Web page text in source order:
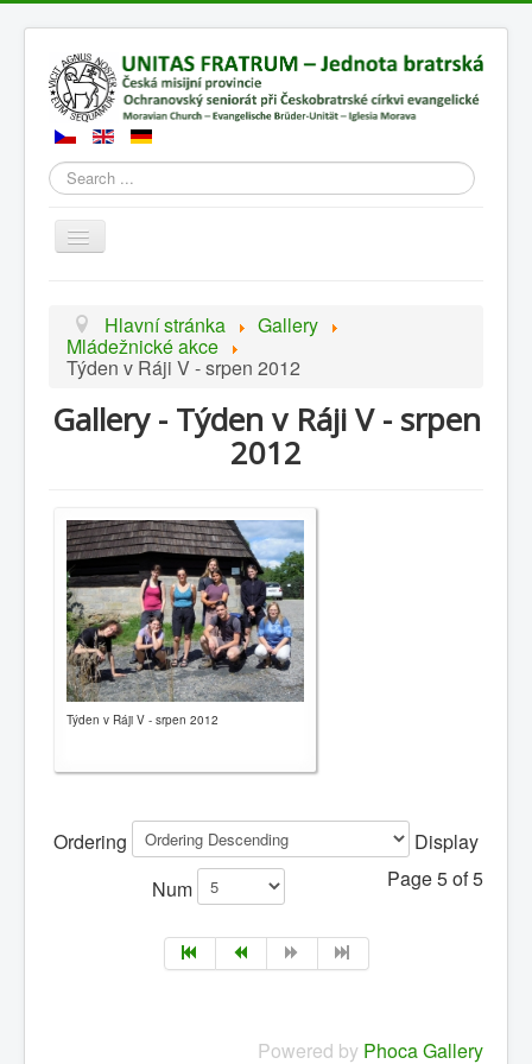
Search
Přepnout
navigaci
12345
Home page
Brief history
Congregations
Hlavní stránka Gallery
Mládežnické akce
Týden v Ráji V - srpen 2012
Gallery - Týden v Ráji V - srpen
2012
Týden v Ráji V - srpen 2012
Ordering
Display
Num
Page 5 of 5
Powered by Phoca Gallery